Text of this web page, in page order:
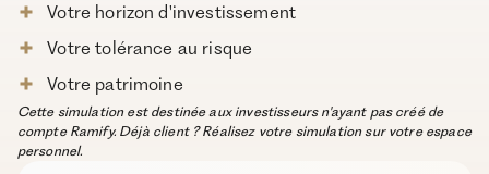
Votre horizon d'investissement
Votre tolérance au risque
Votre patrimoine
Cette simulation est destinée aux investisseurs n'ayant pas créé de
compte Ramify. Déjà client ? Réalisez votre simulation sur votre espace
personnel.